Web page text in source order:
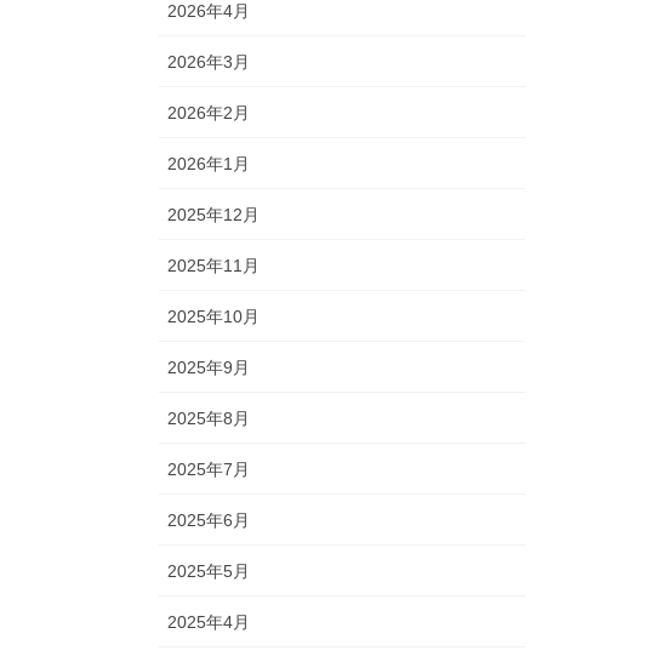
2026年4月
2026年3月
2026年2月
2026年1月
2025年12月
2025年11月
2025年10月
2025年9月
2025年8月
2025年7月
2025年6月
2025年5月
2025年4月